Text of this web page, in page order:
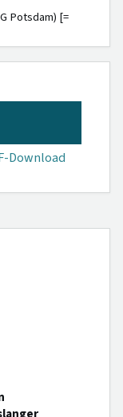
Potsdam) [=
Download